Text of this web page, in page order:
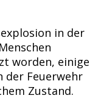
in der
worden, einige
der Feuerwehr
Zustand.